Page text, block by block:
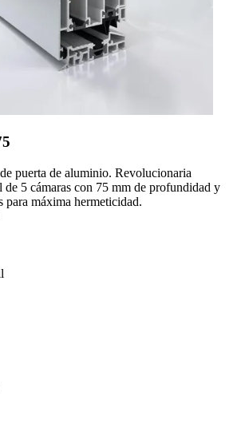
puerta de aluminio. Revolucionaria
5 cámaras con 75 mm de profundidad y
para máxima hermeticidad.